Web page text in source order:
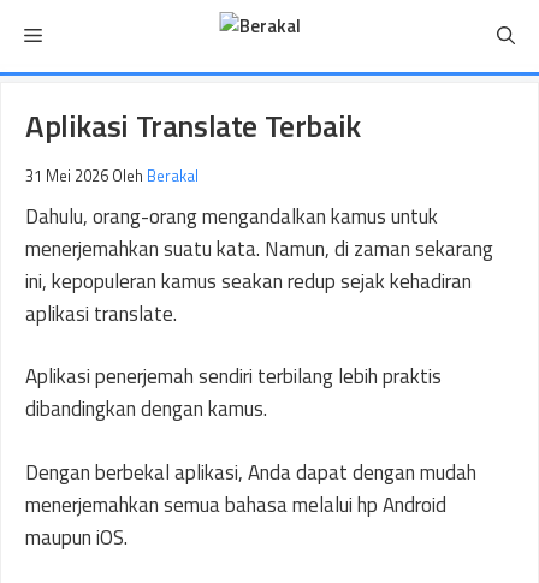
isi
Menu
Aplikasi Translate Terbaik
31 Mei 2026 Oleh Berakal
Dahulu, orang-orang mengandalkan kamus untuk
menerjemahkan suatu kata. Namun, di zaman sekarang
ini, kepopuleran kamus seakan redup sejak kehadiran
aplikasi translate.
Aplikasi penerjemah sendiri terbilang lebih praktis
dibandingkan dengan kamus.
Dengan berbekal aplikasi, Anda dapat dengan mudah
menerjemahkan semua bahasa melalui hp Android
maupun iOS.